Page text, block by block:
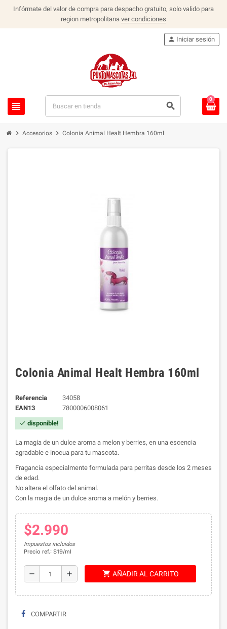
Infórmate del valor de compra para despacho gratuito, solo valido para
region metropolitana ver condiciones
view_headline search
person Iniciar sesión
0
chevron_right Accesorios chevron_right Colonia Animal Healt Hembra 160ml
Colonia Animal Healt Hembra 160ml
Referencia
34058
EAN13
7800006008061
check disponible!
La magia de un dulce aroma a melon y berries, en una escencia
agradable e inocua para tu mascota.
Fragancia especialmente formulada para perritas desde los 2 meses
de edad.
No altera el olfato del animal.
Con la magia de un dulce aroma a melón y berries.
$2.990
Impuestos incluidos
Precio ref.: $19/ml
remove add shopping_cart AÑADIR AL CARRITO
COMPARTIR